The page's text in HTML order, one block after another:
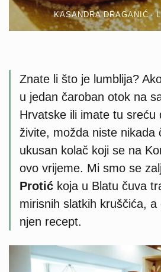
KASANDRA DRAGANIĆ
Znate li što je lumblija?
u jedan čaroban otok na
Hrvatske ili imate tu sreću
živite, možda niste nikada
ukusan kolač koji se na
ovo vrijeme. Mi smo se
Protić koja u Blatu čuva
mirisnih slatkih kruščića,
njen recept.